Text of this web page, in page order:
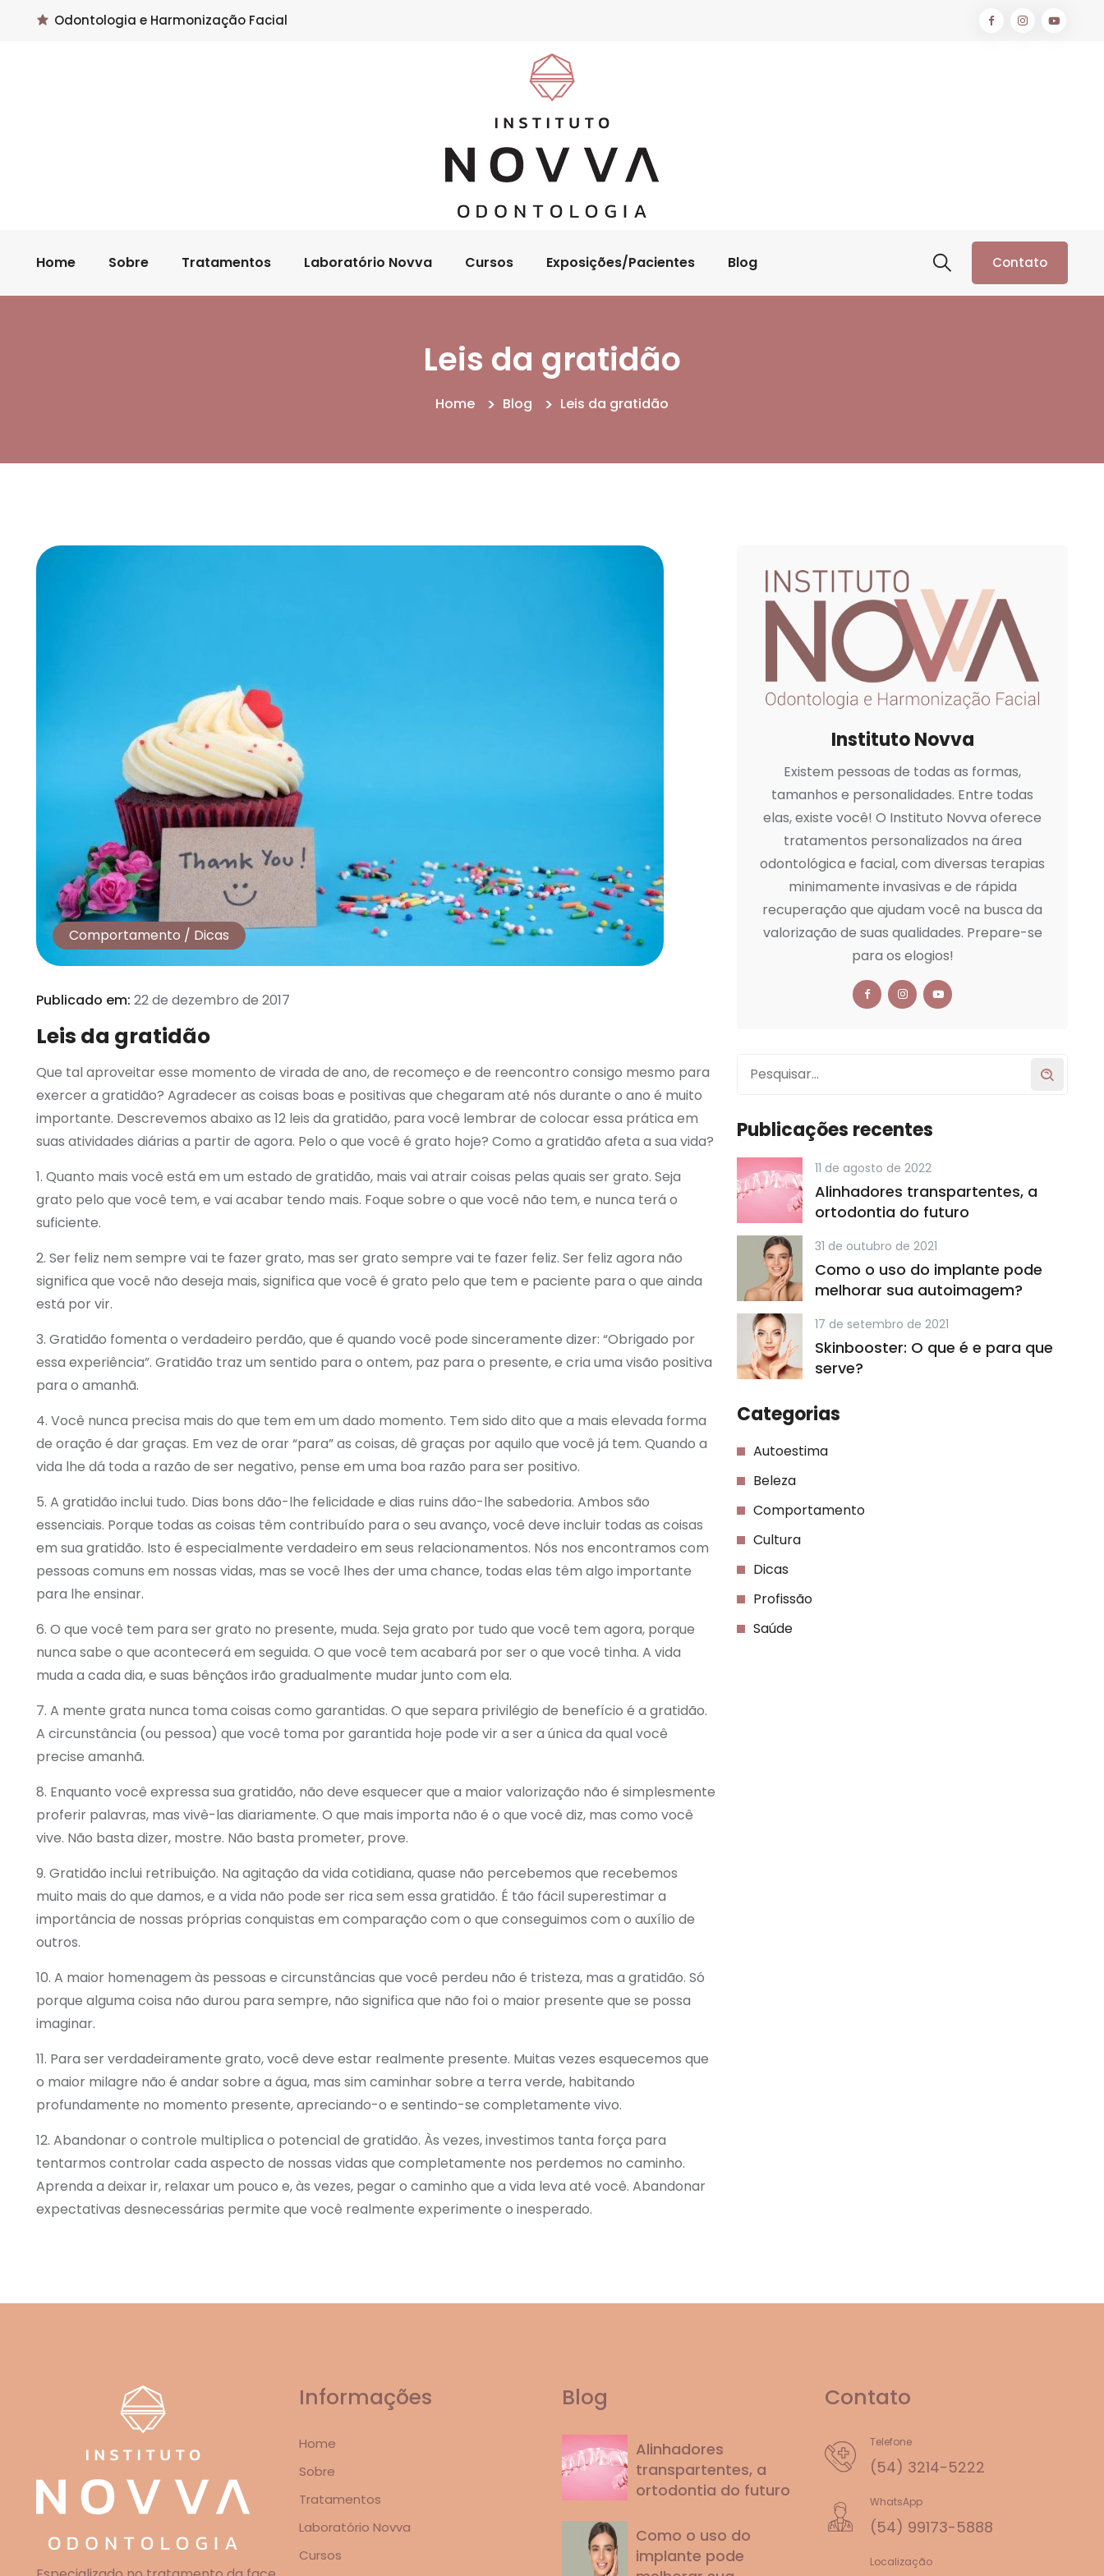
Odontologia e Harmonização Facial
Home Sobre Tratamentos Laboratório Novva Cursos Exposições/Pacientes Blog Contato
Leis da gratidão
Home Blog Leis da gratidão
Comportamento / Dicas
Publicado em: 22 de dezembro de 2017
Leis da gratidão
Que tal aproveitar esse momento de virada de ano, de recomeço e de reencontro consigo mesmo para
exercer a gratidão? Agradecer as coisas boas e positivas que chegaram até nós durante o ano é muito
importante. Descrevemos abaixo as 12 leis da gratidão, para você lembrar de colocar essa prática em
suas atividades diárias a partir de agora. Pelo o que você é grato hoje? Como a gratidão afeta a sua vida?
1. Quanto mais você está em um estado de gratidão, mais vai atrair coisas pelas quais ser grato. Seja
grato pelo que você tem, e vai acabar tendo mais. Foque sobre o que você não tem, e nunca terá o
suficiente.
2. Ser feliz nem sempre vai te fazer grato, mas ser grato sempre vai te fazer feliz. Ser feliz agora não
significa que você não deseja mais, significa que você é grato pelo que tem e paciente para o que ainda
está por vir.
3. Gratidão fomenta o verdadeiro perdão, que é quando você pode sinceramente dizer: “Obrigado por
essa experiência”. Gratidão traz um sentido para o ontem, paz para o presente, e cria uma visão positiva
para o amanhã.
4. Você nunca precisa mais do que tem em um dado momento. Tem sido dito que a mais elevada forma
de oração é dar graças. Em vez de orar “para” as coisas, dê graças por aquilo que você já tem. Quando a
vida lhe dá toda a razão de ser negativo, pense em uma boa razão para ser positivo.
5. A gratidão inclui tudo. Dias bons dão-lhe felicidade e dias ruins dão-lhe sabedoria. Ambos são
essenciais. Porque todas as coisas têm contribuído para o seu avanço, você deve incluir todas as coisas
em sua gratidão. Isto é especialmente verdadeiro em seus relacionamentos. Nós nos encontramos com
pessoas comuns em nossas vidas, mas se você lhes der uma chance, todas elas têm algo importante
para lhe ensinar.
6. O que você tem para ser grato no presente, muda. Seja grato por tudo que você tem agora, porque
nunca sabe o que acontecerá em seguida. O que você tem acabará por ser o que você tinha. A vida
muda a cada dia, e suas bênçãos irão gradualmente mudar junto com ela.
7. A mente grata nunca toma coisas como garantidas. O que separa privilégio de benefício é a gratidão.
A circunstância (ou pessoa) que você toma por garantida hoje pode vir a ser a única da qual você
precise amanhã.
8. Enquanto você expressa sua gratidão, não deve esquecer que a maior valorização não é simplesmente
proferir palavras, mas vivê-las diariamente. O que mais importa não é o que você diz, mas como você
vive. Não basta dizer, mostre. Não basta prometer, prove.
9. Gratidão inclui retribuição. Na agitação da vida cotidiana, quase não percebemos que recebemos
muito mais do que damos, e a vida não pode ser rica sem essa gratidão. É tão fácil superestimar a
importância de nossas próprias conquistas em comparação com o que conseguimos com o auxílio de
outros.
10. A maior homenagem às pessoas e circunstâncias que você perdeu não é tristeza, mas a gratidão. Só
porque alguma coisa não durou para sempre, não significa que não foi o maior presente que se possa
imaginar.
11. Para ser verdadeiramente grato, você deve estar realmente presente. Muitas vezes esquecemos que
o maior milagre não é andar sobre a água, mas sim caminhar sobre a terra verde, habitando
profundamente no momento presente, apreciando-o e sentindo-se completamente vivo.
12. Abandonar o controle multiplica o potencial de gratidão. Às vezes, investimos tanta força para
tentarmos controlar cada aspecto de nossas vidas que completamente nos perdemos no caminho.
Aprenda a deixar ir, relaxar um pouco e, às vezes, pegar o caminho que a vida leva até você. Abandonar
expectativas desnecessárias permite que você realmente experimente o inesperado.
Instituto Novva
Existem pessoas de todas as formas,
tamanhos e personalidades. Entre todas
elas, existe você! O Instituto Novva oferece
tratamentos personalizados na área
odontológica e facial, com diversas terapias
minimamente invasivas e de rápida
recuperação que ajudam você na busca da
valorização de suas qualidades. Prepare-se
para os elogios!
Publicações recentes
11 de agosto de 2022
Alinhadores transpartentes, a
ortodontia do futuro
31 de outubro de 2021
Como o uso do implante pode
melhorar sua autoimagem?
17 de setembro de 2021
Skinbooster: O que é e para que
serve?
Categorias
Autoestima
Beleza
Comportamento
Cultura
Dicas
Profissão
Saúde
Informações
Home
Sobre
Tratamentos
Laboratório Novva
Cursos
Blog
Alinhadores
transpartentes, a
ortodontia do futuro
Como o uso do
implante pode
Contato
Telefone
(54) 3214-5222
WhatsApp
(54) 99173-5888
Localização